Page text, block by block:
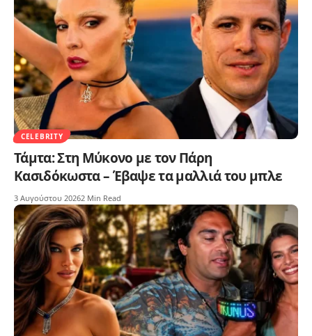
CELEBRITY
Τάμτα: Στη Μύκονο με τον Πάρη
Κασιδόκωστα – Έβαψε τα μαλλιά του μπλε
3 Αυγούστου 20262 Min Read